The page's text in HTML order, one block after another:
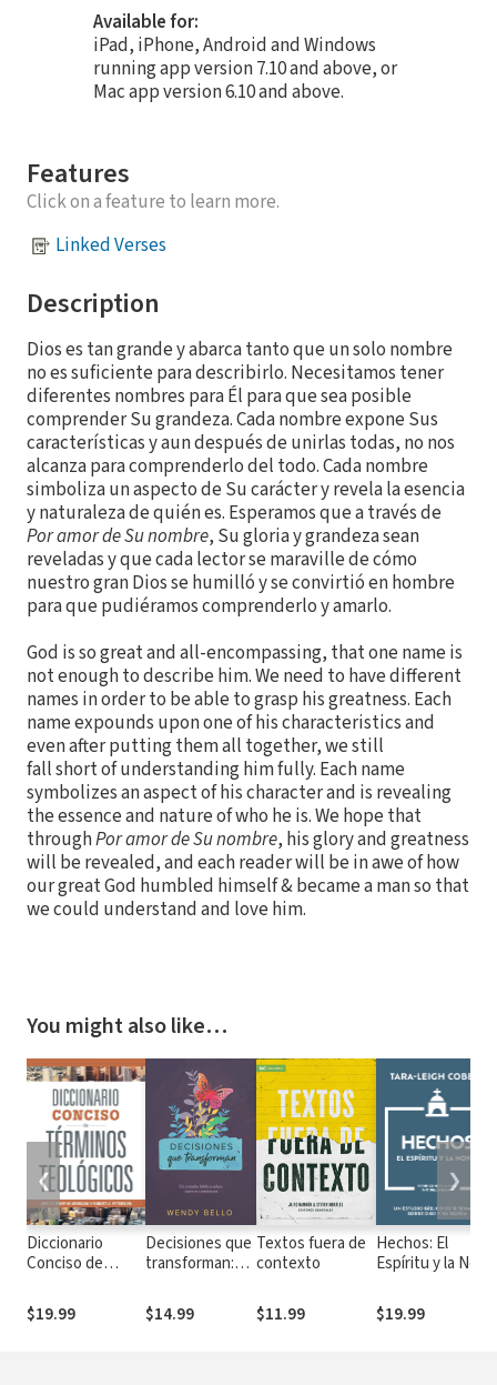
Available for:
iPad, iPhone, Android and Windows
running app version 7.10 and above, or
Mac app version 6.10 and above.
Features
Click on a feature to learn more.
Linked Verses
Description
Dios es tan grande y abarca tanto que un solo nombre
no es suficiente para describirlo. Necesitamos tener
diferentes nombres para Él para que sea posible
comprender Su grandeza. Cada nombre expone Sus
características y aun después de unirlas todas, no nos
alcanza para comprenderlo del todo. Cada nombre
simboliza un aspecto de Su carácter y revela la esencia
y naturaleza de quién es. Esperamos que a través de
Por amor de Su nombre, Su gloria y grandeza sean
reveladas y que cada lector se maraville de cómo
nuestro gran Dios se humilló y se convirtió en hombre
para que pudiéramos comprenderlo y amarlo.
God is so great and all-encompassing, that one name is
not enough to describe him. We need to have different
names in order to be able to grasp his greatness. Each
name expounds upon one of his characteristics and
even after putting them all together, we still
fall short of understanding him fully. Each name
symbolizes an aspect of his character and is revealing
the essence and nature of who he is. We hope that
throughPor amor de Su nombre, his glory and greatness
will be revealed, and each reader will be in awe of how
our great God humbled himself & became a man so that
we could understand and love him.
You might also like…
Diccionario
Conciso de
Teológicos
$19.99
Decisiones que
transforman:
bíblico sobre
nuevos
$14.99
Textos fuera de
contexto
$11.99
Hechos: El
Espíritu y la Novia
bíblico de 10
semanas sobre
$19.99
❮ ❯